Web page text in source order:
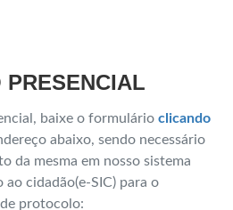
PRESENCIAL
baixe o formulário clicando
abaixo, sendo necessário
da mesma em nosso sistema
cidadão(e-SIC) para o
protocolo: